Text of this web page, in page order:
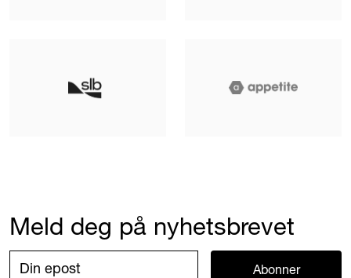
Meld deg på nyhetsbrevet
Abonner